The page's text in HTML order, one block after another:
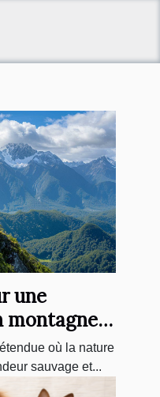
une
montagne :
où la nature
sauvage et...